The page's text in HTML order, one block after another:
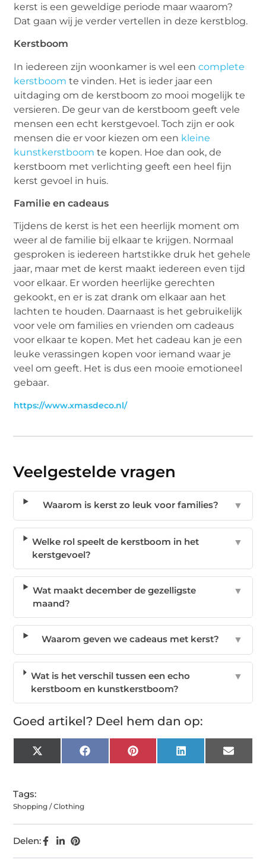
kerst is een geweldige periode maar waarom?
Dat gaan wij je verder vertellen in deze kerstblog.
Kerstboom
In iedereen zijn woonkamer is wel eencomplete
kerstboom te vinden. Het is ieder jaar een
uitdaging om de kerstboom zo mooi mogelijk te
versieren. De geur van de kerstboom geeft vele
mensen een echt kerstgevoel. Toch zijn er ook
mensen die er voor kiezen om een kleine
kunstkerstboom te kopen. Hoe dan ook, de
kerstboom met verlichting geeft een heel fijn
kerst gevoel in huis.
Familie en cadeaus
Tijdens de kerst is het een heerlijk moment om
weer al de familie bij elkaar te krijgen. Normaal
gesproken is iedereen hartstikke druk het gehele
jaar, maar met de kerst maakt iedereen even tijd
voor elkaar. Er worden heerlijke gerechten
gekookt, en er is zat drank om elkaar aan het
lachten te houden. Daarnaast is het gebruikelijk
voor vele om families en vrienden om cadeaus
voor elkaar te kopen. Met het cadeau kan je een
leuke verassingen kopen voor iemand waar je
veel om geeft. Het is dus een mooie emotioneel
gebaar.
https://www.xmasdeco.nl/
Veelgestelde vragen
Waarom is kerst zo leuk voor families? ▼
Welke rol speelt de kerstboom in het
kerstgevoel?
▼
Wat maakt december de gezelligste
maand?
▼
Waarom geven we cadeaus met kerst? ▼
Wat is het verschil tussen een echo
kerstboom en kunstkerstboom?
▼
Goed artikel? Deel hem dan op:
X
(Twitter)
FacebookPinterest LinkedIn Email
Tags:
Shopping / Clothing
Delen: